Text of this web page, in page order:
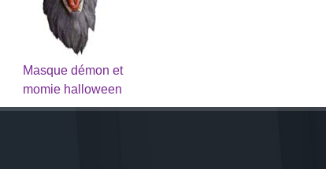
Masque démon et
momie halloween